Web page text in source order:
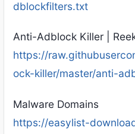
dblockfilters.txt
Anti-Adblock Killer |
https://
ock-killer/master/anti-
Malware Domains
https://easylist-